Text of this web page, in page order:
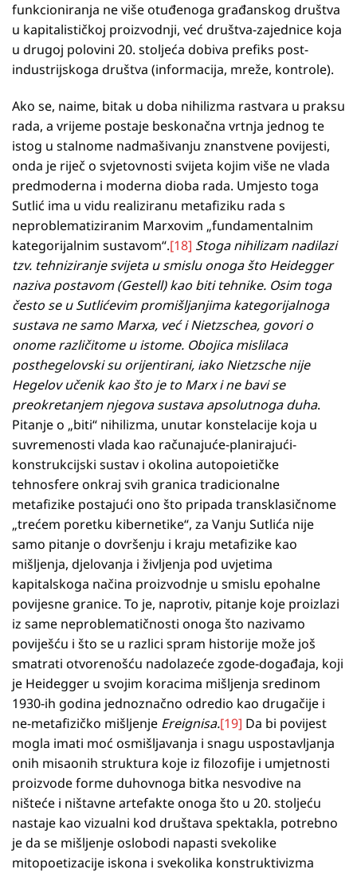
funkcioniranja ne više otuđenoga građanskog društva
u kapitalističkoj proizvodnji, već društva-zajednice koja
u drugoj polovini 20. stoljeća dobiva prefiks post-
industrijskoga društva (informacija, mreže, kontrole).
Ako se, naime, bitak u doba nihilizma rastvara u praksu
rada, a vrijeme postaje beskonačna vrtnja jednog te
istog u stalnome nadmašivanju znanstvene povijesti,
onda je riječ o svjetovnosti svijeta kojim više ne vlada
predmoderna i moderna dioba rada. Umjesto toga
Sutlić ima u vidu realiziranu metafiziku rada s
neproblematiziranim Marxovim „fundamentalnim
kategorijalnim sustavom“.[18] Stoga nihilizam nadilazi
tzv. tehniziranje svijeta u smislu onoga što Heidegger
naziva postavom (Gestell) kao biti tehnike. Osim toga
često se u Sutlićevim promišljanjima kategorijalnoga
sustava ne samo Marxa, već i Nietzschea, govori o
onome različitome u istome. Obojica mislilaca
posthegelovski su orijentirani, iako Nietzsche nije
Hegelov učenik kao što je to Marx i ne bavi se
preokretanjem njegova sustava apsolutnoga duha.
Pitanje o „biti“ nihilizma, unutar konstelacije koja u
suvremenosti vlada kao računajuće-planirajući-
konstrukcijski sustav i okolina autopoietičke
tehnosfere onkraj svih granica tradicionalne
metafizike postajući ono što pripada transklasičnome
„trećem poretku kibernetike“, za Vanju Sutlića nije
samo pitanje o dovršenju i kraju metafizike kao
mišljenja, djelovanja i življenja pod uvjetima
kapitalskoga načina proizvodnje u smislu epohalne
povijesne granice. To je, naprotiv, pitanje koje proizlazi
iz same neproblematičnosti onoga što nazivamo
poviješću i što se u razlici spram historije može još
smatrati otvorenošću nadolazeće zgode-događaja, koji
je Heidegger u svojim koracima mišljenja sredinom
1930-ih godina jednoznačno odredio kao drugačije i
ne-metafizičko mišljenje Ereignisa.[19] Da bi povijest
mogla imati moć osmišljavanja i snagu uspostavljanja
onih misaonih struktura koje iz filozofije i umjetnosti
proizvode forme duhovnoga bitka nesvodive na
ništeće i ništavne artefakte onoga što u 20. stoljeću
nastaje kao vizualni kod društava spektakla, potrebno
je da se mišljenje oslobodi napasti svekolike
mitopoetizacije iskona i svekolika konstruktivizma